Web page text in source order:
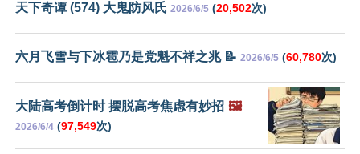
天下奇谭 (574) 大鬼防风氏 2026/6/5 (20,502次)
六月飞雪与下冰雹乃是党魁不祥之兆 📝 2026/6/5 (60,780次)
大陆高考倒计时 摆脱高考焦虑有妙招 🖼️
2026/6/4 (97,549次)